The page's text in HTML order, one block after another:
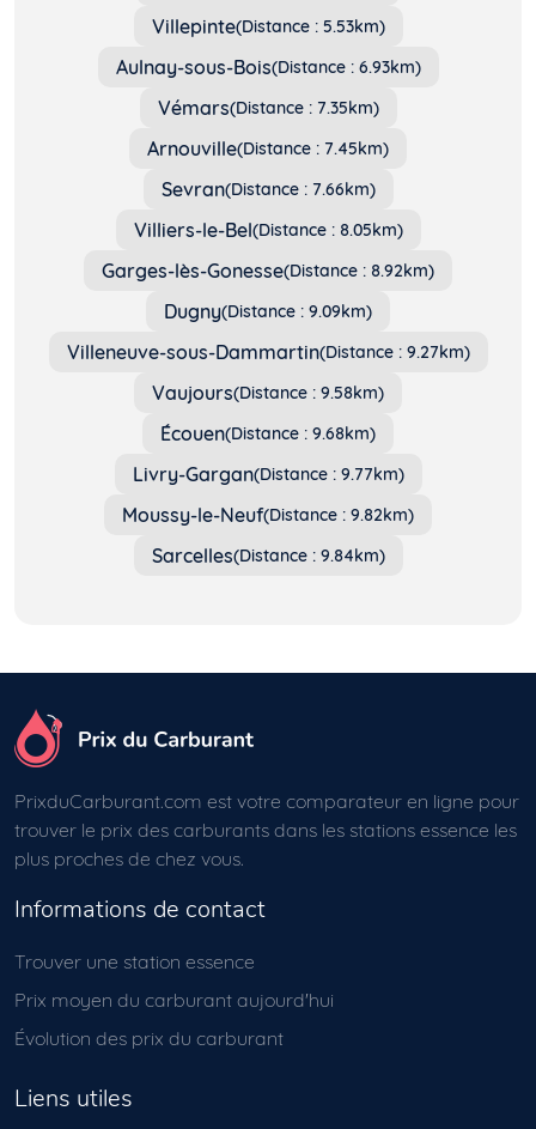
Villepinte(Distance : 5.53km)
Aulnay-sous-Bois(Distance : 6.93km)
Vémars(Distance : 7.35km)
Arnouville(Distance : 7.45km)
Sevran(Distance : 7.66km)
Villiers-le-Bel(Distance : 8.05km)
Garges-lès-Gonesse(Distance : 8.92km)
Dugny(Distance : 9.09km)
Villeneuve-sous-Dammartin(Distance : 9.27km)
Vaujours(Distance : 9.58km)
Écouen(Distance : 9.68km)
Livry-Gargan(Distance : 9.77km)
Moussy-le-Neuf(Distance : 9.82km)
Sarcelles(Distance : 9.84km)
PrixduCarburant.com est votre comparateur en ligne pour
trouver le prix des carburants dans les stations essence les
plus proches de chez vous.
Informations de contact
Trouver une station essence
Prix moyen du carburant aujourd'hui
Évolution des prix du carburant
Liens utiles